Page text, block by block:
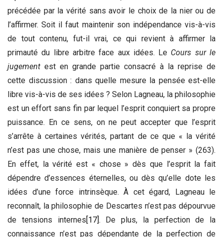
précédée par la vérité sans avoir le choix de la nier ou de
l’affirmer. Soit il faut maintenir son indépendance vis-à-vis
de tout contenu, fut-il vrai, ce qui revient à affirmer la
primauté du libre arbitre face aux idées. Le Cours sur le
jugement est en grande partie consacré à la reprise de
cette discussion : dans quelle mesure la pensée est-elle
libre vis-à-vis de ses idées ? Selon Lagneau, la philosophie
est un effort sans fin par lequel l’esprit conquiert sa propre
puissance. En ce sens, on ne peut accepter que l’esprit
s’arrête à certaines vérités, partant de ce que « la vérité
n’est pas une chose, mais une manière de penser » (263).
En effet, la vérité est « chose » dès que l’esprit la fait
dépendre d’essences éternelles, ou dès qu’elle dote les
idées d’une force intrinsèque. À cet égard, Lagneau le
reconnaît, la philosophie de Descartes n’est pas dépourvue
de tensions internes[17]. De plus, la perfection de la
connaissance n’est pas dépendante de la perfection de